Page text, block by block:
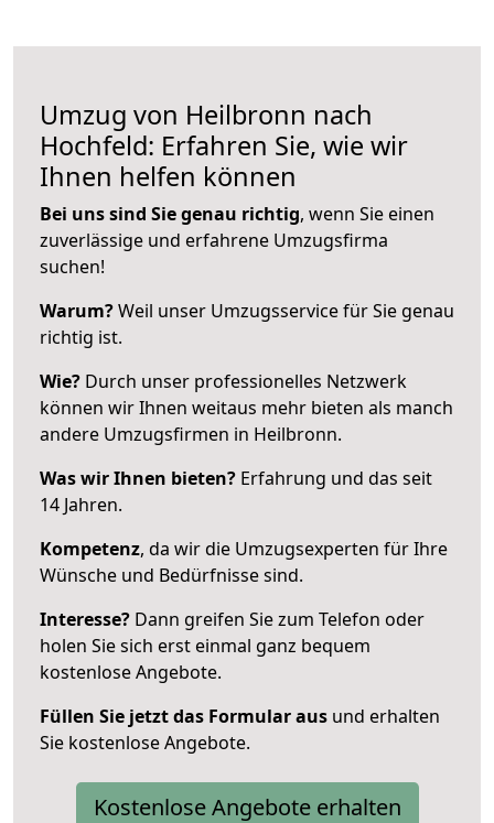
Umzug von Heilbronn nach
Hochfeld: Erfahren Sie, wie wir
Ihnen helfen können
Bei uns sind Sie genau richtig, wenn Sie einen
zuverlässige und erfahrene Umzugsfirma
suchen!
Warum?Weil unser Umzugsservice für Sie genau
richtig ist.
Wie? Durch unser professionelles Netzwerk
können wir Ihnen weitaus mehr bieten als manch
andere Umzugsfirmen in Heilbronn.
Was wir Ihnen bieten? Erfahrung und das seit
14 Jahren.
Kompetenz, da wir die Umzugsexperten für Ihre
Wünsche und Bedürfnisse sind.
Interesse? Dann greifen Sie zum Telefon oder
holen Sie sich erst einmal ganz bequem
kostenlose Angebote.
Füllen Sie jetzt das Formular aus und erhalten
Sie kostenlose Angebote.
Kostenlose Angebote erhalten